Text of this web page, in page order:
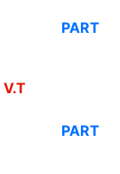
PART
V.T
PART